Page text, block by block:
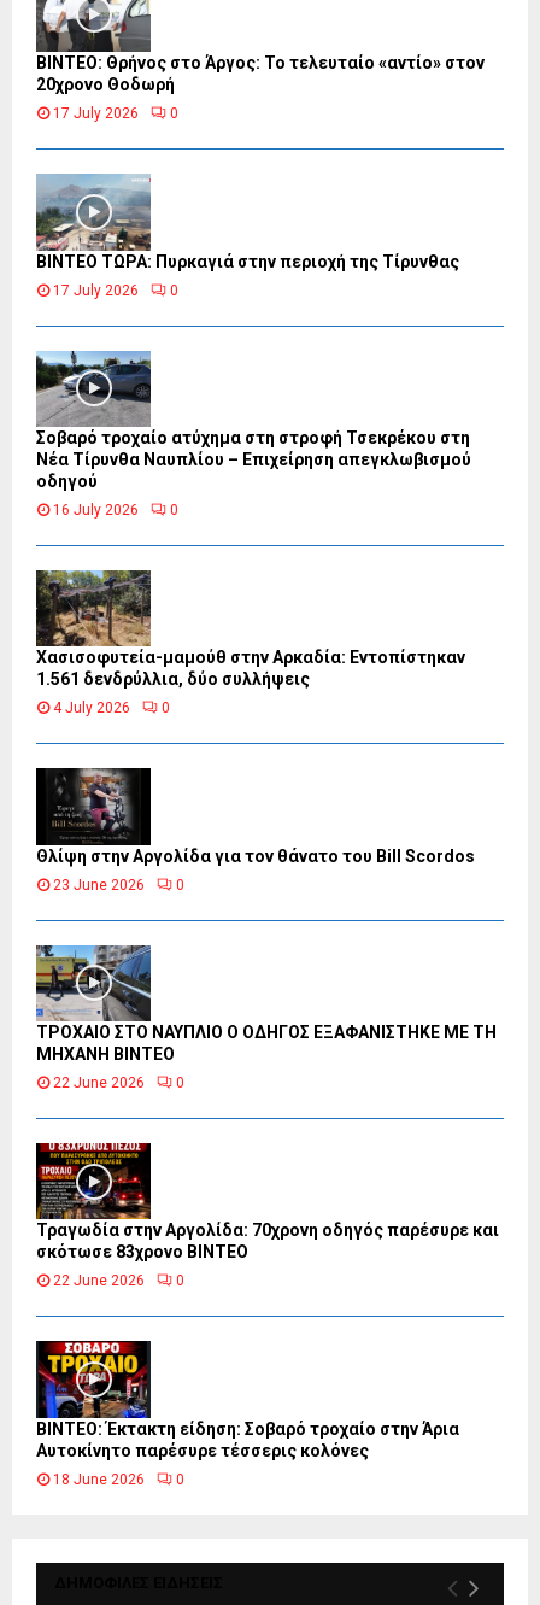
ΒΙΝΤΕΟ: Θρήνος στο Άργος: Το τελευταίο «αντίο» στον
20χρονο Θοδωρή
17 July 2026 0
ΒΙΝΤΕΟ ΤΩΡΑ: Πυρκαγιά στην περιοχή της Τίρυνθας
17 July 2026 0
Σοβαρό τροχαίο ατύχημα στη στροφή Τσεκρέκου στη
Νέα Τίρυνθα Ναυπλίου – Επιχείρηση απεγκλωβισμού
οδηγού
16 July 2026 0
Χασισοφυτεία-μαμούθ στην Αρκαδία: Εντοπίστηκαν
1.561 δενδρύλλια, δύο συλλήψεις
4 July 2026 0
Θλίψη στην Αργολίδα για τον θάνατο του Bill Scordos
23 June 2026 0
ΤΡΟΧΑΙΟ ΣΤΟ ΝΑΥΠΛΙΟ Ο ΟΔΗΓΟΣ ΕΞΑΦΑΝΙΣΤΗΚΕ ΜΕ ΤΗ
ΜΗΧΑΝΗ ΒΙΝΤΕΟ
22 June 2026 0
Τραγωδία στην Αργολίδα: 70χρονη οδηγός παρέσυρε και
σκότωσε 83χρονο ΒΙΝΤΕΟ
22 June 2026 0
ΒΙΝΤΕΟ: Έκτακτη είδηση: Σοβαρό τροχαίο στην Άρια
Αυτοκίνητο παρέσυρε τέσσερις κολόνες
18 June 2026 0